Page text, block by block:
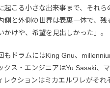
起こる小さな出来事まで、それら
側と外側の世界は表裏一体で、残
かけや、希望を見出しかった」。
もドラムにはKing Gnu、
クス・エンジニアはYu Sasaki、
レクションはミカエルワレがそれ